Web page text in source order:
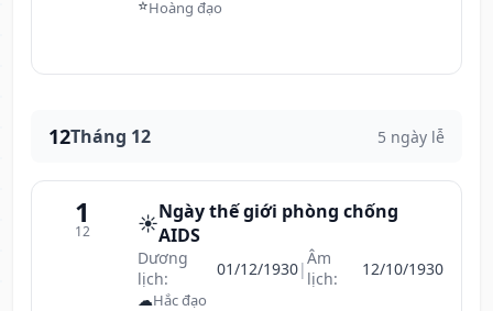
⭐Hoàng đạo
12Tháng 12 5 ngày lễ
1
12 ☀️Ngày thế giới phòng chống
AIDS
Dương
lịch:
01/12/1930|Âm
lịch:
12/10/1930
☁Hắc đạo